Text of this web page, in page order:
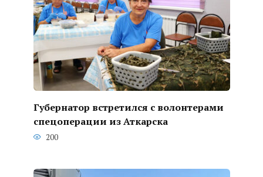
Губернатор встретился с волонтерами
спецоперации из Аткарска
200